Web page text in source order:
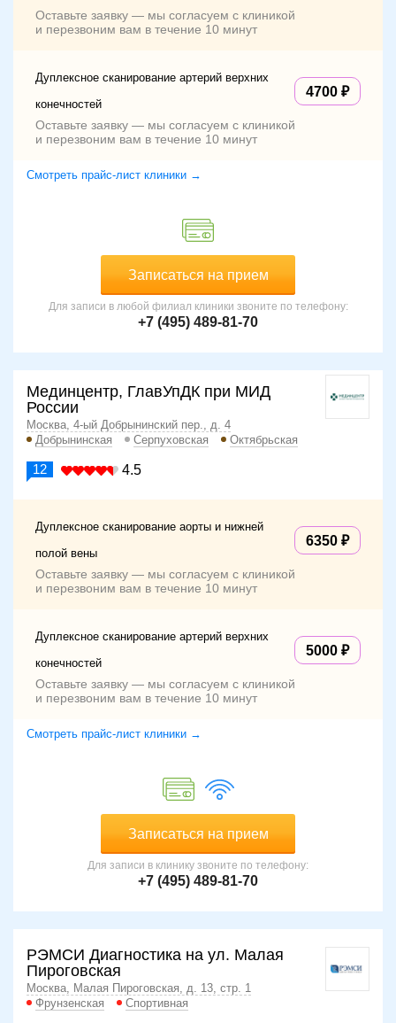
Оставьте заявку — мы согласуем с клиникой
и перезвоним вам в течение 10 минут
Дуплексное сканирование артерий верхних
конечностей
4700
Оставьте заявку — мы согласуем с клиникой
и перезвоним вам в течение 10 минут
Смотреть прайс-лист клиники →
Записаться на прием
Для записи в любой филиал клиники звоните по телефону:
+7 (495) 489-81-70
Мединцентр, ГлавУпДК при МИД
России
Москва, 4-ый Добрынинский пер., д. 4
Добрынинская
Серпуховская Октябрьская
12 4.5
Дуплексное сканирование аорты и нижней
полой вены
6350
Оставьте заявку — мы согласуем с клиникой
и перезвоним вам в течение 10 минут
Дуплексное сканирование артерий верхних
конечностей
5000
Оставьте заявку — мы согласуем с клиникой
и перезвоним вам в течение 10 минут
Смотреть прайс-лист клиники →
Записаться на прием
Для записи в клинику звоните по телефону:
+7 (495) 489-81-70
РЭМСИ Диагностика на ул. Малая
Пироговская
Москва, Малая Пироговская, д. 13, стр. 1
Фрунзенская
Спортивная